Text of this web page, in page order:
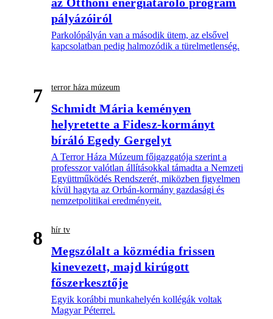
pályázóiról
Parkolópályán van a második ütem, az elsővel
kapcsolatban pedig halmozódik a türelmetlenség.
7 terror háza múzeum
Schmidt Mária keményen
helyretette a Fidesz-kormányt
bíráló Egedy Gergelyt
A Terror Háza Múzeum főigazgatója szerint a
professzor valótlan állításokkal támadta a Nemzeti
Együttműködés Rendszerét, miközben figyelmen
kívül hagyta az Orbán-kormány gazdasági és
nemzetpolitikai eredményeit.
8 hír tv
Megszólalt a közmédia frissen
kinevezett, majd kirúgott
főszerkesztője
Egyik korábbi munkahelyén kollégák voltak
Magyar Péterrel.